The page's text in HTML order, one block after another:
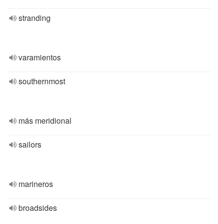
stranding
varamientos
southernmost
más meridional
sailors
marineros
broadsides